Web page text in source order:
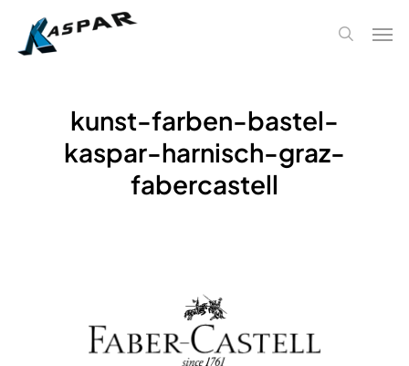
search
kunst-farben-bastel-
kaspar-harnisch-graz-
fabercastell